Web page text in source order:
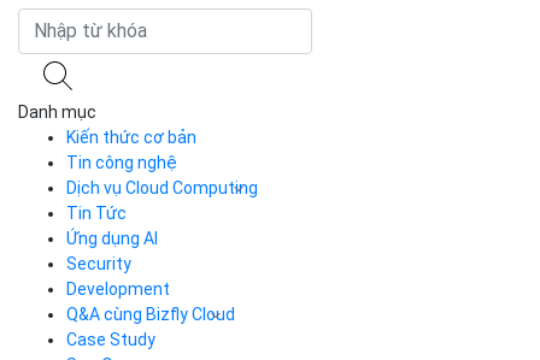
Danh mục
Kiến thức cơ bản
Tin công nghệ
Dịch vụ Cloud Computing
Cloud Server
CDN
Load Balancer
Auto Scaling
Container Registry
Kubernetes
Tin Tức
Ứng dụng AI
Security
Development
Q&A cùng Bizfly Cloud
Q&A về Bizfly Cloud Server
Case Study